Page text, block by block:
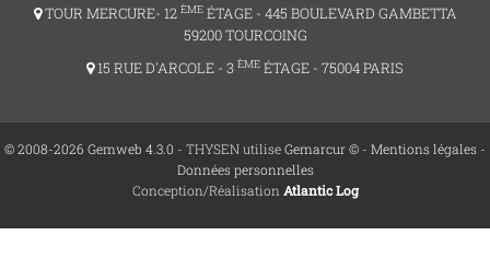
TOUR MERCURE- 12 ÈMEÉTAGE - 445 BOULEVARD GAMBETTA
59200 TOURCOING
15 RUE D'ARCOLE - 3 ÈME ÉTAGE - 75004 PARIS
© 2008-2026 Gemweb 4.3.0 - THYSEN utiliseGemarcur © - Mentions légales -
Données personnelles
Conception/Réalisation Atlantic Log